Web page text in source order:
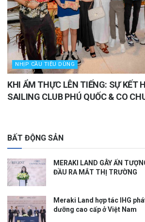
NHỊP CẦU TIÊU DÙNG
KHI ẨM THỰC LÊN TIẾNG: SỰ KẾT
SAILING CLUB PHÚ QUỐC & CO
BẤT ĐỘNG SẢN
MERAKI LAND GÂY ẤN
ĐẦU RA MẮT THỊ TRƯỜNG
Meraki Land hợp tác IHG
dưỡng cao cấp ở Việt Nam